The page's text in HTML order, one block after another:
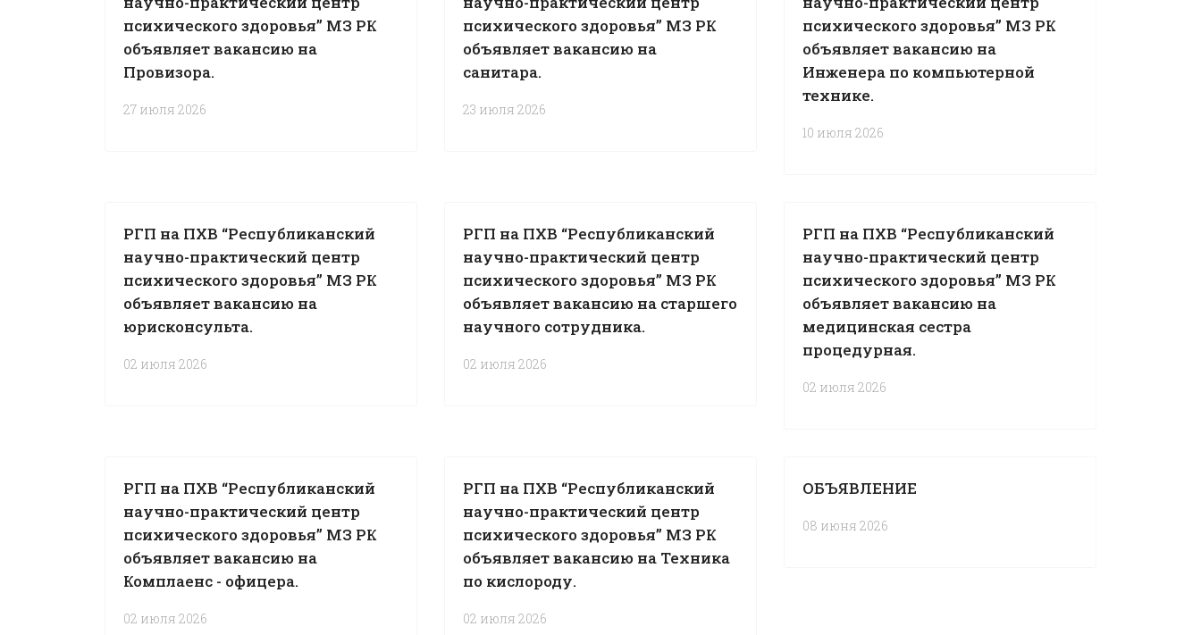
психического здоровья” МЗ РК
объявляет вакансию на
Провизора.
27 июля 2026
психического здоровья” МЗ РК
объявляет вакансию на
санитара.
23 июля 2026
психического здоровья” МЗ РК
объявляет вакансию на
Инженера по компьютерной
технике.
10 июля 2026
РГП на ПХВ “Республиканский
научно-практический центр
психического здоровья” МЗ РК
объявляет вакансию на
юрисконсульта.
02 июля 2026
РГП на ПХВ “Республиканский
научно-практический центр
психического здоровья” МЗ РК
объявляет вакансию на старшего
научного сотрудника.
02 июля 2026
РГП на ПХВ “Республиканский
научно-практический центр
психического здоровья” МЗ РК
объявляет вакансию на
медицинская сестра
процедурная.
02 июля 2026
РГП на ПХВ “Республиканский
научно-практический центр
психического здоровья” МЗ РК
объявляет вакансию на
Комплаенс - офицера.
02 июля 2026
РГП на ПХВ “Республиканский
научно-практический центр
психического здоровья” МЗ РК
объявляет вакансию на Техника
по кислороду.
02 июля 2026
ОБЪЯВЛЕНИЕ
08 июня 2026